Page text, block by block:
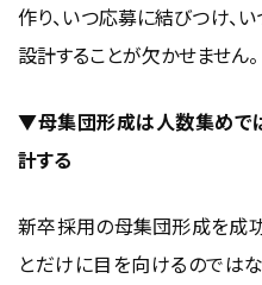
作り、いつ応募に結びつけ、
設計することが欠かせません。
▼母集団形成は人数集めで
計する
新卒採用の母集団形成を成
とだけに目を向けるのではな